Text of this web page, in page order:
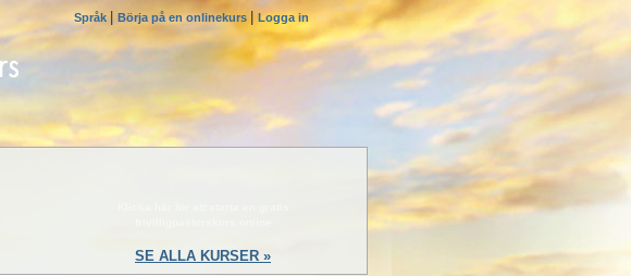
Språk Börja på en onlinekurs| Logga in
SE ALLA KURSER »